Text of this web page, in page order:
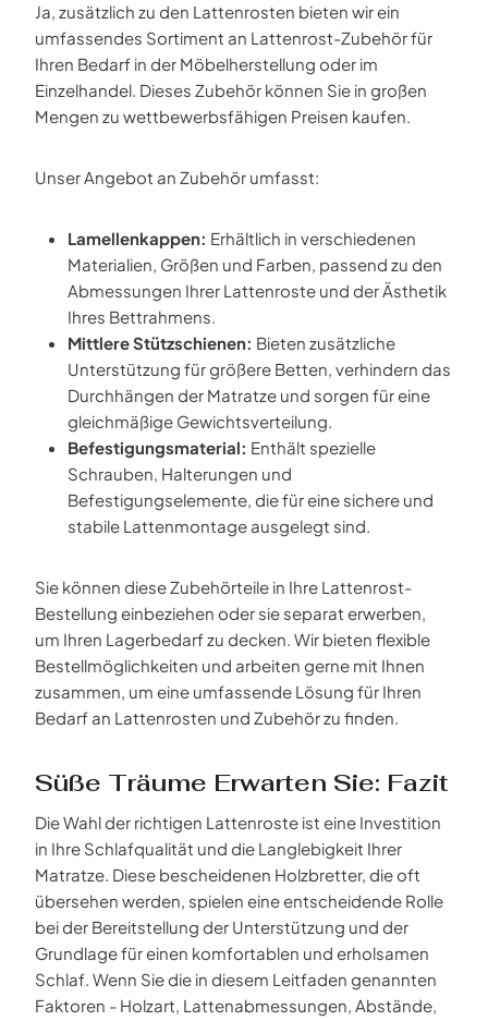
Ja, zusätzlich zu den Lattenrosten bieten wir ein
umfassendes Sortiment an Lattenrost-Zubehör für
Ihren Bedarf in der Möbelherstellung oder im
Einzelhandel. Dieses Zubehör können Sie in großen
Mengen zu wettbewerbsfähigen Preisen kaufen.
Unser Angebot an Zubehör umfasst:
Lamellenkappen: Erhältlich in verschiedenen
Materialien, Größen und Farben, passend zu den
Abmessungen Ihrer Lattenroste und der Ästhetik
Ihres Bettrahmens.
Mittlere Stützschienen: Bieten zusätzliche
Unterstützung für größere Betten, verhindern das
Durchhängen der Matratze und sorgen für eine
gleichmäßige Gewichtsverteilung.
Befestigungsmaterial: Enthält spezielle
Schrauben, Halterungen und
Befestigungselemente, die für eine sichere und
stabile Lattenmontage ausgelegt sind.
Sie können diese Zubehörteile in Ihre Lattenrost-
Bestellung einbeziehen oder sie separat erwerben,
um Ihren Lagerbedarf zu decken. Wir bieten flexible
Bestellmöglichkeiten und arbeiten gerne mit Ihnen
zusammen, um eine umfassende Lösung für Ihren
Bedarf an Lattenrosten und Zubehör zu finden.
Süße Träume Erwarten Sie: Fazit
Die Wahl der richtigen Lattenroste ist eine Investition
in Ihre Schlafqualität und die Langlebigkeit Ihrer
Matratze. Diese bescheidenen Holzbretter, die oft
übersehen werden, spielen eine entscheidende Rolle
bei der Bereitstellung der Unterstützung und der
Grundlage für einen komfortablen und erholsamen
Schlaf. Wenn Sie die in diesem Leitfaden genannten
Faktoren - Holzart, Lattenabmessungen, Abstände,